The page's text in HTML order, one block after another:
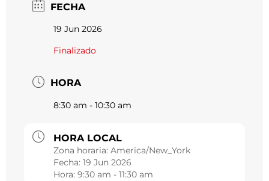
FECHA
19 Jun 2026
Finalizado
HORA
8:30 am - 10:30 am
HORA LOCAL
Zona horaria: America/New_York
Fecha: 19 Jun 2026
Hora: 9:30 am - 11:30 am